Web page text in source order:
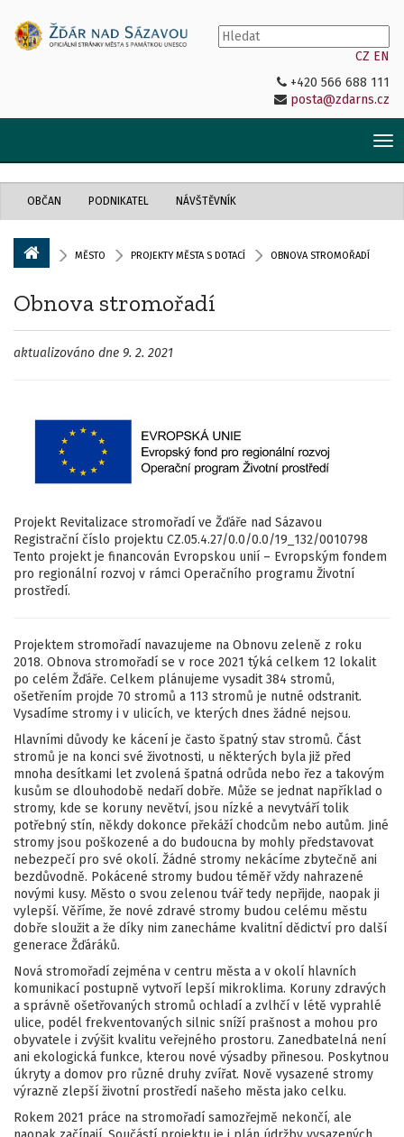
CZ EN
+420 566 688 111
posta@zdarns.cz
OBČAN PODNIKATEL NÁVŠTĚVNÍK
MĚSTO PROJEKTY MĚSTA S DOTACÍ OBNOVA STROMOŘADÍ
Obnova stromořadí
aktualizováno dne 9. 2. 2021
Projekt Revitalizace stromořadí ve Žďáře nad Sázavou
Registrační číslo projektu CZ.05.4.27/0.0/0.0/19_132/0010798
Tento projekt je financován Evropskou unií – Evropským fondem
pro regionální rozvoj v rámci Operačního programu Životní
prostředí.
Projektem stromořadí navazujeme na Obnovu zeleně z roku
2018. Obnova stromořadí se v roce 2021 týká celkem 12 lokalit
po celém Žďáře. Celkem plánujeme vysadit 384 stromů,
ošetřením projde 70 stromů a 113 stromů je nutné odstranit.
Vysadíme stromy i v ulicích, ve kterých dnes žádné nejsou.
Hlavními důvody ke kácení je často špatný stav stromů. Část
stromů je na konci své životnosti, u některých byla již před
mnoha desítkami let zvolená špatná odrůda nebo řez a takovým
kusům se dlouhodobě nedaří dobře. Může se jednat například o
stromy, kde se koruny nevětví, jsou nízké a nevytváří tolik
potřebný stín, někdy dokonce překáží chodcům nebo autům. Jiné
stromy jsou poškozené a do budoucna by mohly představovat
nebezpečí pro své okolí. Žádné stromy nekácíme zbytečně ani
bezdůvodně. Pokácené stromy budou téměř vždy nahrazené
novými kusy. Město o svou zelenou tvář tedy nepřijde, naopak ji
vylepší. Věříme, že nové zdravé stromy budou celému městu
dobře sloužit a že díky nim zanecháme kvalitní dědictví pro další
generace Žďáráků.
Nová stromořadí zejména v centru města a v okolí hlavních
komunikací postupně vytvoří lepší mikroklima. Koruny zdravých
a správně ošetřovaných stromů ochladí a zvlhčí v létě vyprahlé
ulice, podél frekventovaných silnic sníží prašnost a mohou pro
obyvatele i zvýšit kvalitu veřejného prostoru. Zanedbatelná není
ani ekologická funkce, kterou nové výsadby přinesou. Poskytnou
úkryty a domov pro různé druhy zvířat. Nově vysazené stromy
výrazně zlepší životní prostředí našeho města jako celku.
Rokem 2021 práce na stromořadí samozřejmě nekončí, ale